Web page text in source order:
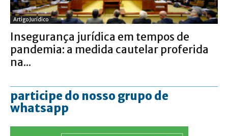
Artigo Jurídico
Insegurança jurídica em tempos de
pandemia: a medida cautelar proferida
na...
participe do nosso grupo de
whatsapp